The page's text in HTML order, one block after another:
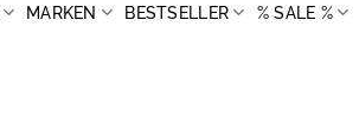
MARKEN BESTSELLER % SALE %